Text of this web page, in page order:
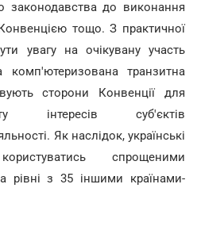
законодавства до виконання
тощо. З практичної
увагу на очікувану участь
транзитна
сторони Конвенції для
інтересів суб'єктів
Як наслідок, українські
спрощеними
рівні з 35 іншими країнами-